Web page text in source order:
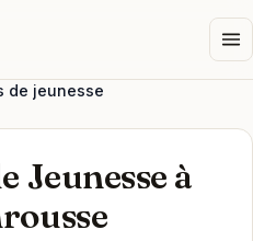
de jeunesse
Jeunesse à